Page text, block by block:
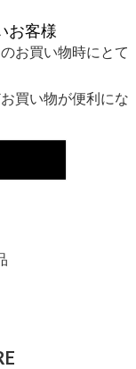
お客様
お買い物時にとて
買い物が便利にな